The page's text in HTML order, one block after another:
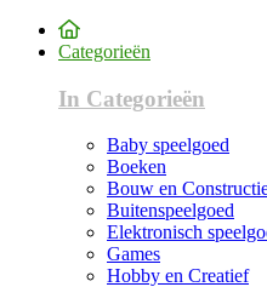
Categorieën
In Categorieën
Baby speelgoed
Boeken
Bouw en
Buitenspeelgoed
Elektronisch
Games
Hobby en Creatief